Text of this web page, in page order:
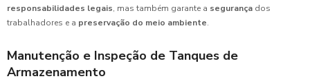
responsabilidades legais, mas também garante a segurança dos
trabalhadores e a preservação do meio ambiente.
Manutenção e Inspeção de Tanques de
Armazenamento